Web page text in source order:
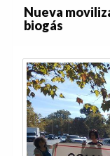
Nueva
biogás